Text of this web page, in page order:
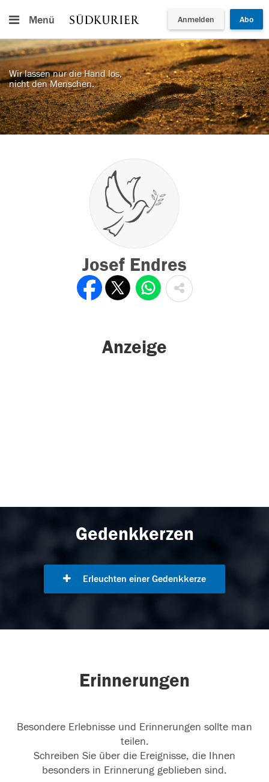
Menü Anmelden Abo
Wir lassen nur die Hand los,
nicht den Menschen.
Josef Endres
Anzeige
Gedenkkerzen
Erleuchten einer Gedenkkerze
Erinnerungen
Besondere Erlebnisse und Erinnerungen sollte man
teilen.
Schreiben Sie über die Ereignisse, die Ihnen
besonders in Erinnerung geblieben sind.